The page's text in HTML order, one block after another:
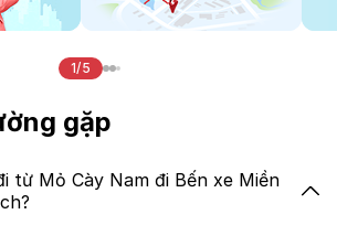
1/5
gặp
từ Mỏ Cày Nam đi Bến xe Miền